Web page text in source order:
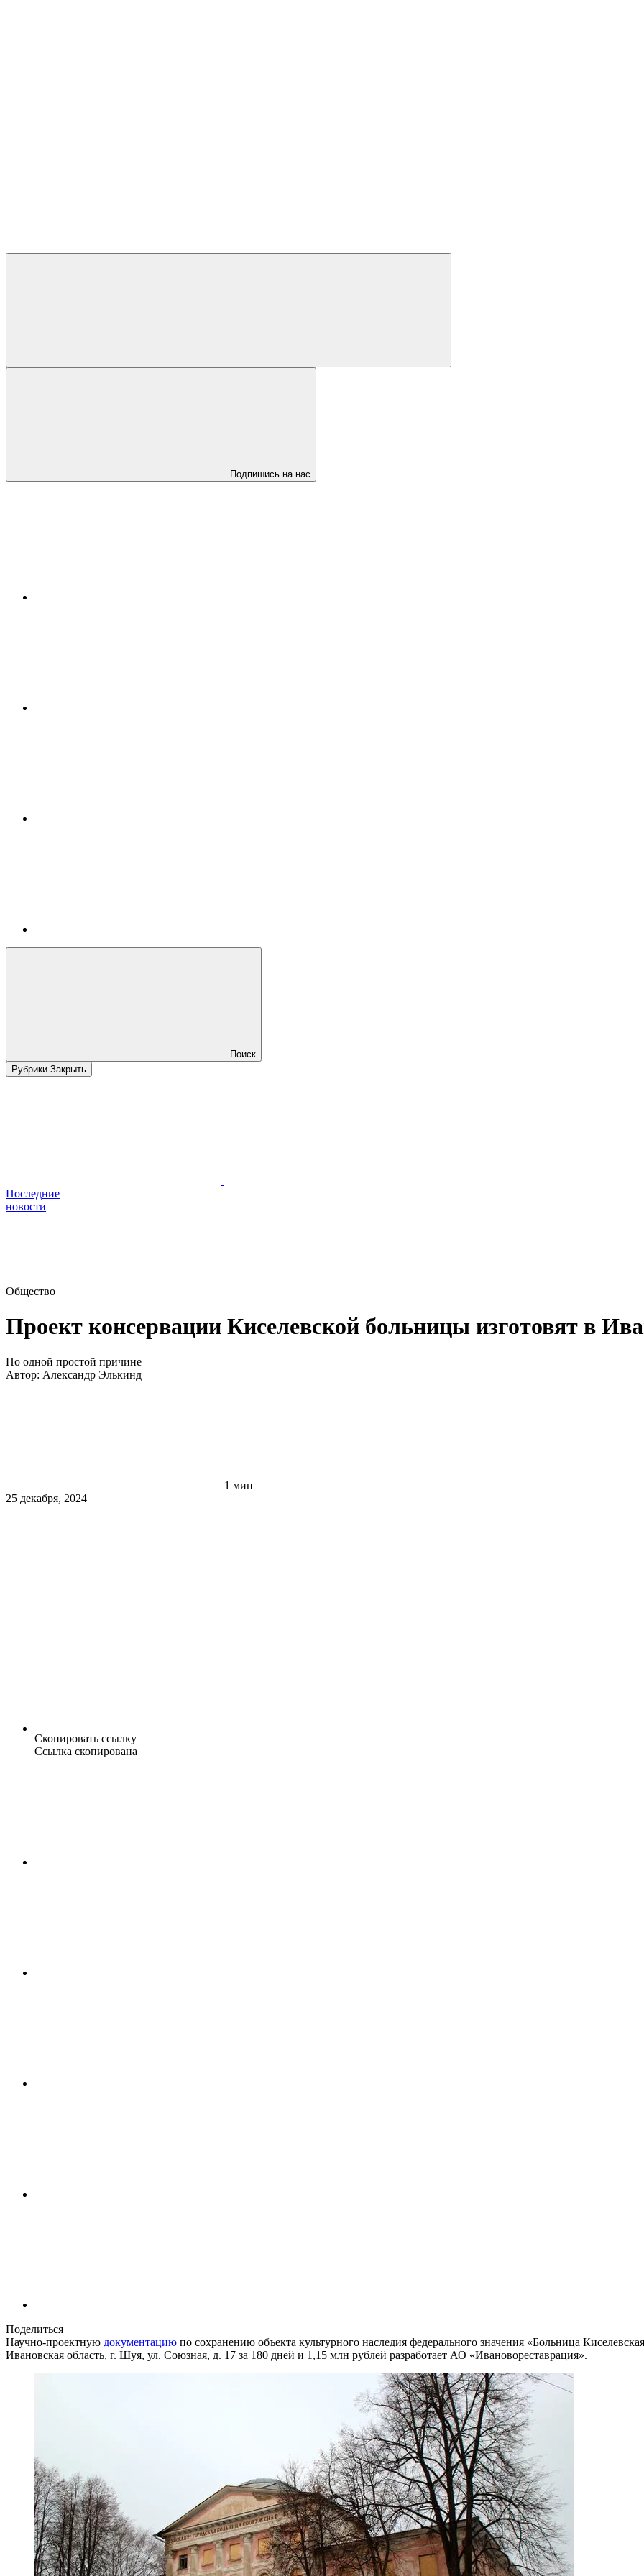
Подпишись на нас
Поиск
Рубрики Закрыть
Последние
новости
Общество
Проект консервации Киселевской больницы изготовят в
По одной простой причине
Автор: Александр Элькинд
1 мин
25 декабря, 2024
Скопировать ссылку
Ссылка скопирована
Поделиться
Научно-проектную документацию по сохранению объекта культурного наследия федерального значения «Больница
Ивановская область, г. Шуя, ул. Союзная, д. 17 за 180 дней и 1,15 млн рублей разработает АО «Ивановореставрация».